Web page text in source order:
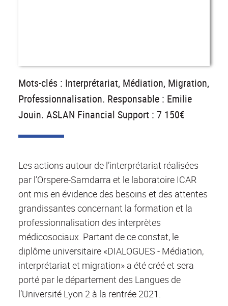
Mots-clés : Interprétariat, Médiation, Migration,
Professionnalisation. Responsable : Emilie
Jouin. ASLAN Financial Support : 7 150€
Les actions autour de l’interprétariat réalisées
par l’Orspere-Samdarra et le laboratoire ICAR
ont mis en évidence des besoins et des attentes
grandissantes concernant la formation et la
professionnalisation des interprètes
médicosociaux. Partant de ce constat, le
diplôme universitaire «DIALOGUES - Médiation,
interprétariat et migration» a été créé et sera
porté par le département des Langues de
l’Université Lyon 2 à la rentrée 2021.